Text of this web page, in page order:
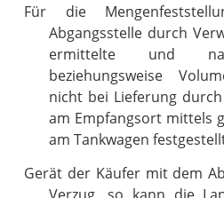
Für die
Abgangsstelle durch
ermittelte und
beziehungsweise
nicht bei Lieferung
am Empfangsort mittels
am Tankwagen
Gerät der Käufer mit dem
Verzug, so kann die